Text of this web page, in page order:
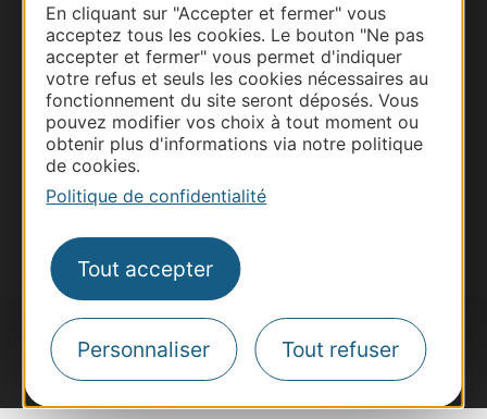
En cliquant sur "Accepter et fermer" vous
acceptez tous les cookies. Le bouton "Ne pas
accepter et fermer" vous permet d'indiquer
votre refus et seuls les cookies nécessaires au
fonctionnement du site seront déposés. Vous
pouvez modifier vos choix à tout moment ou
obtenir plus d'informations via notre politique
de cookies.
Politique de confidentialité
Tout accepter
Personnaliser Tout refuser
Pros d'Occitanie
Site presse et d'influence
Voyagistes
Destination Sport
Inscrivez-vous à la lettre d'information
Destination Occitanie pour recevoir des
suggestions de séjours, de visites et de sorties.
Je m'abonne